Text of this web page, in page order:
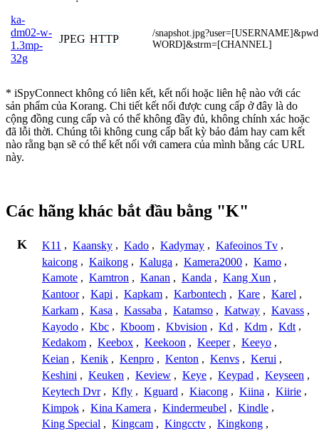
ka-
dm02-w-
1.3mp-
32g
JPEG HTTP
/
WORD]&strm=[CHANNEL]
* iSpyConnect không có liên kết, kết nối hoặc liên hệ nào với các
sản phẩm của Korang. Chi tiết kết nối được cung cấp ở đây là do
cộng đồng cung cấp và có thể không đầy đủ, không chính xác hoặc
đã lỗi thời. Chúng tôi không cung cấp bất kỳ bảo đảm hay cam kết
nào rằng bạn sẽ có thể kết nối với camera của mình bằng các URL
này.
Các hãng khác bắt đầu bằng "K"
K K11 , Kaansky , Kado , Kadymay , Kafeoinos Tv ,
kaicong , Kaikong , Kaluga , Kamera2000 , Kamo ,
Kamote , Kamtron , Kanan , Kanda , Kang Xun ,
Kantoor , Kapi , Kapkam , Karbontech , Kare , Karel ,
Karkam , Kasa , Kassaba , Katamso , Katway , Kavass ,
Kayodo , Kbc , Kboom , Kbvision , Kd , Kdm , Kdt ,
Kedakom , Keebox , Keekoon , Keeper , Keeyo ,
Keian , Kenik , Kenpro , Kenton , Kenvs , Kerui ,
Keshini , Keuken , Keview , Keye , Keypad , Keyseen ,
Keytech Dvr , Kfly , Kguard , Kiacong , Kiina , Kiirie ,
Kimpok , Kina Kamera , Kindermeubel , Kindle ,
King Special , Kingcam , Kingcctv , Kingkong ,